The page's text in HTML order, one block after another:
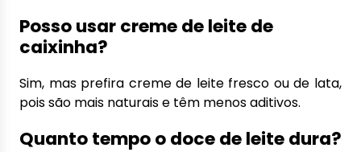
Posso usar creme de leite de
caixinha?
Sim, mas prefira creme de leite fresco ou de lata,
pois são mais naturais e têm menos aditivos.
Quanto tempo o doce de leite dura?